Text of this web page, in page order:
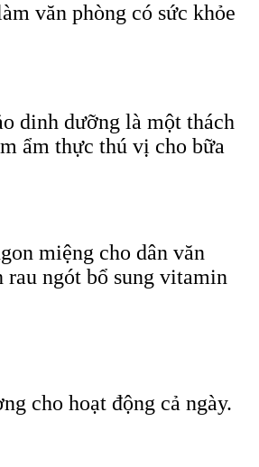
văn phòng có sức khỏe
dinh dưỡng là một thách
ẩm thực thú vị cho bữa
miệng cho dân văn
ngót bổ sung vitamin
cho hoạt động cả ngày.